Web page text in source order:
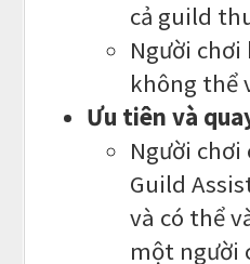
cả guild
Người
không thể
Ưu tiên và
Người
Guild
và có thể
một người